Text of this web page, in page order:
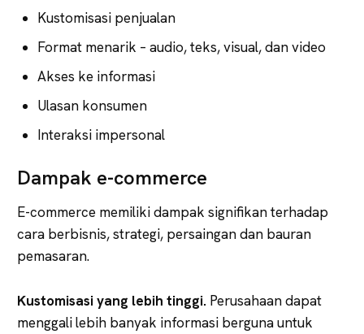
Kustomisasi penjualan
Format menarik – audio, teks, visual, dan video
Akses ke informasi
Ulasan konsumen
Interaksi impersonal
Dampak e-commerce
E-commerce memiliki dampak signifikan terhadap
cara berbisnis, strategi, persaingan dan bauran
pemasaran.
Kustomisasi yang lebih tinggi. Perusahaan dapat
menggali lebih banyak informasi berguna untuk